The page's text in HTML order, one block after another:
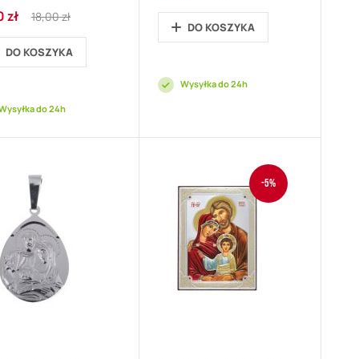
zł
Regular
Price
18,00 zł
DO KOSZYKA
do 24h
DO KOSZYKA
Wysyłka do 24h
-5%